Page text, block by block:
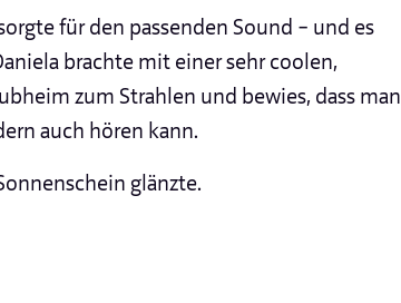
für den passenden Sound – und es
brachte mit einer sehr coolen,
zum Strahlen und bewies, dass man
auch hören kann.
glänzte.